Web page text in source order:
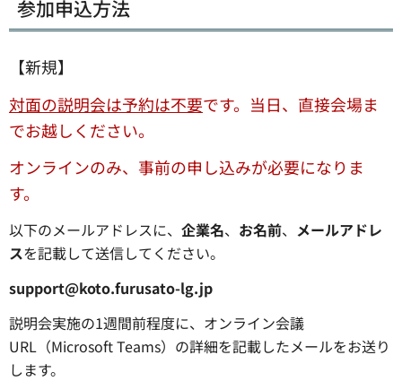
参加申込方法
【新規】
対面の説明会は予約は不要です。当日、直接会場ま
でお越しください。
オンラインのみ、事前の申し込みが必要になりま
す。
以下のメールアドレスに、 企業名、 お名前、 メールアドレ
スを記載して送信してください。
support@koto.furusato-lg.jp
説明会実施の1週間前程度に、オンライン会議
URL（Microsoft Teams）の詳細を記載したメールをお送り
します。